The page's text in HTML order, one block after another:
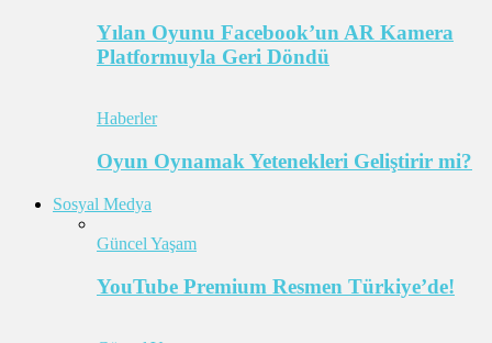
Yılan Oyunu Facebook’un AR Kamera
Platformuyla Geri Döndü
Haberler
Oyun Oynamak Yetenekleri Geliştirir mi?
Sosyal Medya
Güncel Yaşam
YouTube Premium Resmen Türkiye’de!